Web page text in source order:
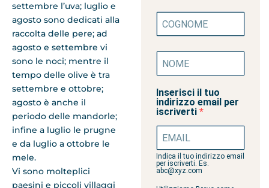
settembre l’uva; luglio e
agosto sono dedicati alla
raccolta delle pere; ad
agosto e settembre vi
sono le noci; mentre il
tempo delle olive è tra
settembre e ottobre;
agosto è anche il
periodo delle mandorle;
infine a luglio le prugne
e da luglio a ottobre le
mele.
Vi sono molteplici
paesini e piccoli villaggi
Inserisci il tuo
indirizzo email per
iscriverti
Indica il tuo indirizzo email
per iscriverti. Es.
abc@xyz.com